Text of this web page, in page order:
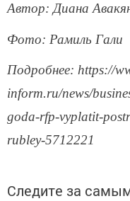
Автор: Диана
Фото: Рамиль Гали
Подробнее: https://
inform.ru/news/
goda-rfp-vyplatit-
rubley-5712221
Следите за